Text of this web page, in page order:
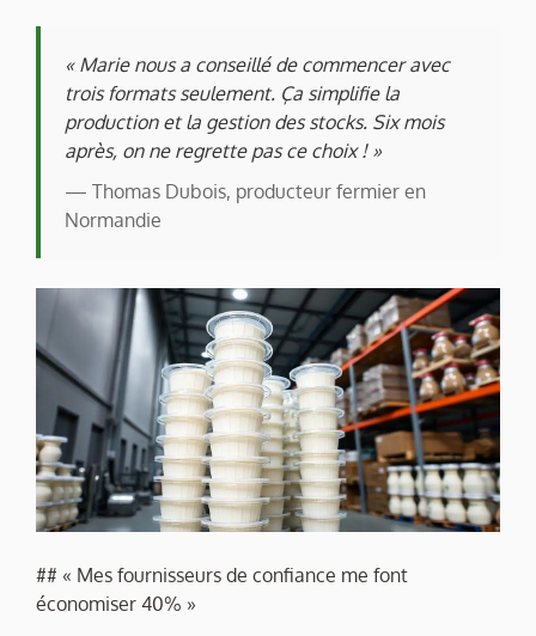
« Marie nous a conseillé de commencer avec
trois formats seulement. Ça simplifie la
production et la gestion des stocks. Six mois
après, on ne regrette pas ce choix ! »
— Thomas Dubois, producteur fermier en
Normandie
## « Mes fournisseurs de confiance me font
économiser 40% »